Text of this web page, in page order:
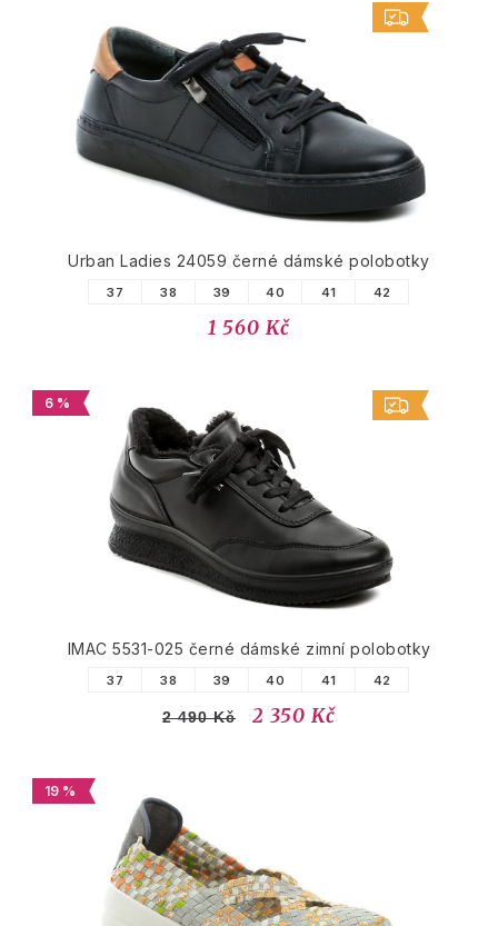
Urban Ladies 24059 černé dámské polobotky
37 38 39 40 41 42
1 560 Kč
6 %
IMAC 5531-025 černé dámské zimní polobotky
37 38 39 40 41 42
2 490 Kč 2 350 Kč
19 %